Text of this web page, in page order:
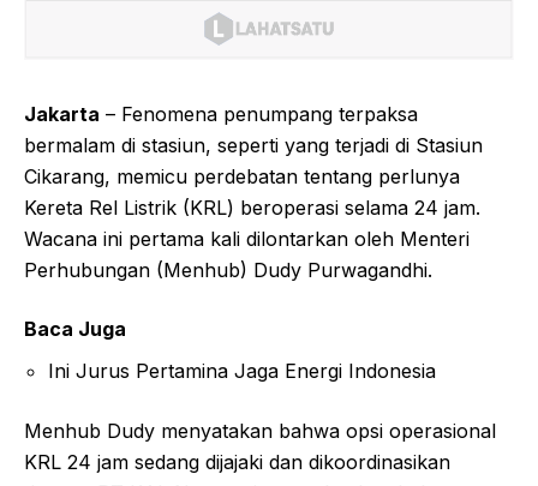
Jakarta – Fenomena penumpang terpaksa
bermalam di stasiun, seperti yang terjadi di Stasiun
Cikarang, memicu perdebatan tentang perlunya
Kereta Rel Listrik (KRL) beroperasi selama 24 jam.
Wacana ini pertama kali dilontarkan oleh Menteri
Perhubungan (Menhub) Dudy Purwagandhi.
Baca Juga
Ini Jurus Pertamina Jaga Energi Indonesia
Menhub Dudy menyatakan bahwa opsi operasional
KRL 24 jam sedang dijajaki dan dikoordinasikan